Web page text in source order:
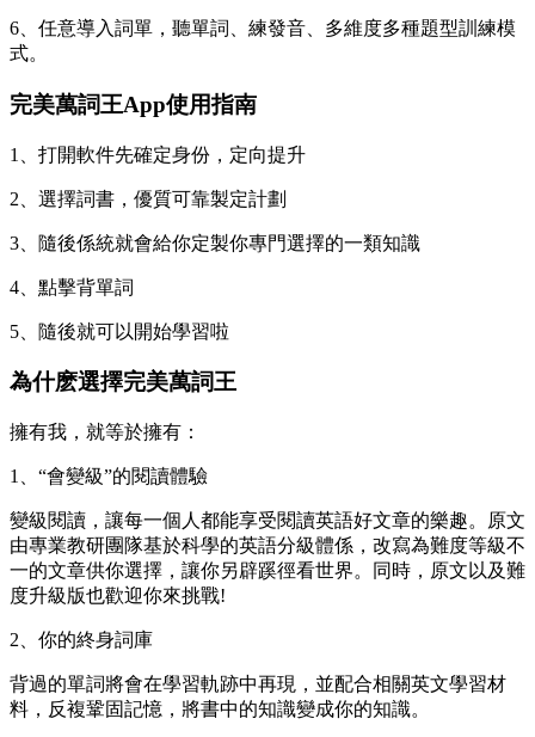
6、任意導入詞單，聽單詞、練發音、多維度多種題型訓練模
式。
完美萬詞王App使用指南
1、打開軟件先確定身份，定向提升
2、選擇詞書，優質可靠製定計劃
3、隨後係統就會給你定製你專門選擇的一類知識
4、點擊背單詞
5、隨後就可以開始學習啦
為什麽選擇完美萬詞王
擁有我，就等於擁有：
1、“會變級”的閱讀體驗
變級閱讀，讓每一個人都能享受閱讀英語好文章的樂趣。原文
由專業教研團隊基於科學的英語分級體係，改寫為難度等級不
一的文章供你選擇，讓你另辟蹊徑看世界。同時，原文以及難
度升級版也歡迎你來挑戰!
2、你的終身詞庫
背過的單詞將會在學習軌跡中再現，並配合相關英文學習材
料，反複鞏固記憶，將書中的知識變成你的知識。